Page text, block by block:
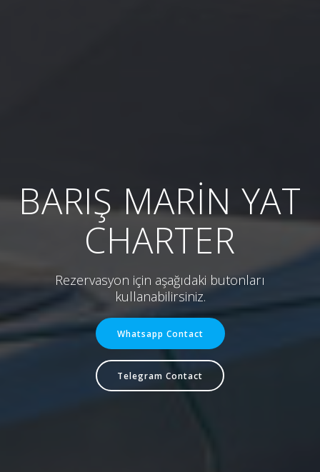
BARIŞ MARİN YAT
CHARTER
Rezervasyon için aşağıdaki butonları
kullanabilirsiniz.
Whatsapp Contact
Telegram Contact